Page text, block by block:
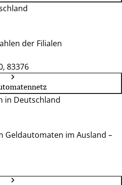
der Filialen
83376
in Deutschland
Geldautomaten im Ausland –